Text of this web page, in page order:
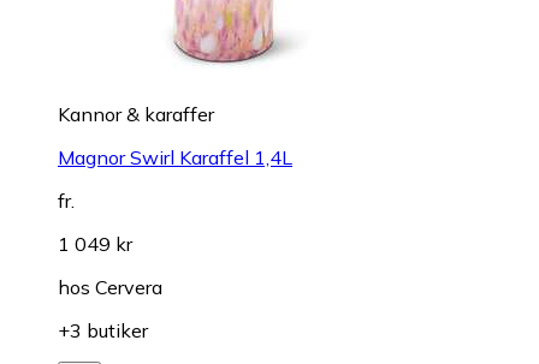
Kannor & karaffer
Magnor Swirl Karaffel 1,4L
fr.
1 049 kr
hos Cervera
+3 butiker